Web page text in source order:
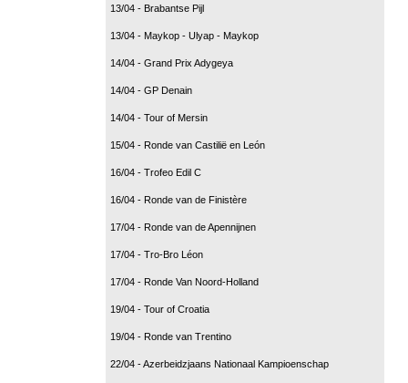
13/04 - Brabantse Pijl
13/04 - Maykop - Ulyap - Maykop
14/04 - Grand Prix Adygeya
14/04 - GP Denain
14/04 - Tour of Mersin
15/04 - Ronde van Castilië en León
16/04 - Trofeo Edil C
16/04 - Ronde van de Finistère
17/04 - Ronde van de Apennijnen
17/04 - Tro-Bro Léon
17/04 - Ronde Van Noord-Holland
19/04 - Tour of Croatia
19/04 - Ronde van Trentino
22/04 - Azerbeidzjaans Nationaal Kampioenschap